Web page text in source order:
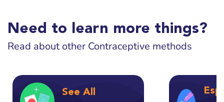
Need to learn more things?
Read about other Contraceptive methods
See All